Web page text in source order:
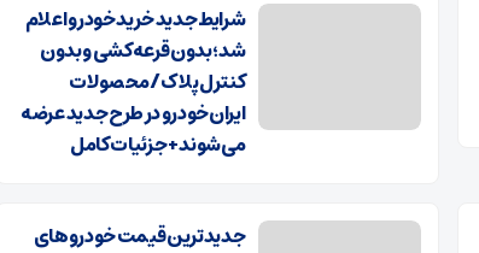
شرایط جدید خرید خودرو اعلام
شد؛ بدون قرعه‌کشی و بدون
کنترل پلاک / محصولات
ایران‌خودرو در طرح جدید عرضه
می‌شوند + جزئیات کامل
جدیدترین قیمت خودرو‌های